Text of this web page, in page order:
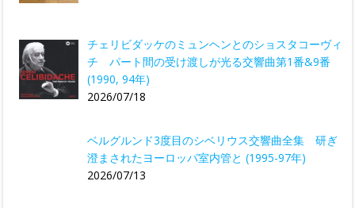
チェリビダッケのミュンヘンとのショスタコーヴィ
チ パート間の受け渡しが光る交響曲第1番&9番
(1990, 94年)
2026/07/18
ベルグルンド3度目のシベリウス交響曲全集 研ぎ
澄まされたヨーロッパ室内管と (1995-97年)
2026/07/13